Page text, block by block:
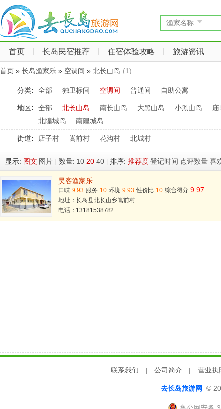
渔家名称
首页 长岛民宿推荐 住宿体验攻略 旅游资讯
首页 » 长岛渔家乐 » 空调间 » 北长山岛 (1)
分类: 全部 独卫标间 空调间 普通间 自助公寓
地区: 全部 北长山岛 南长山岛 大黑山岛 小黑山岛
庙
北隍城岛
南隍城岛
街道: 店子村 嵩前村 花沟村 北城村
显示: 图文 图片 数量: 10 20 40 排序: 推荐度 登记时间 点评数量 喜
昊客渔家乐
口味:9.93 服务:10 环境:9.93 性价比:10 综合得分:9.97
地址：长岛县北长山乡嵩前村
电话：13181538782
联系我们 | 公司简介 | 营业执
去长岛旅游网 ©
鲁公网安备